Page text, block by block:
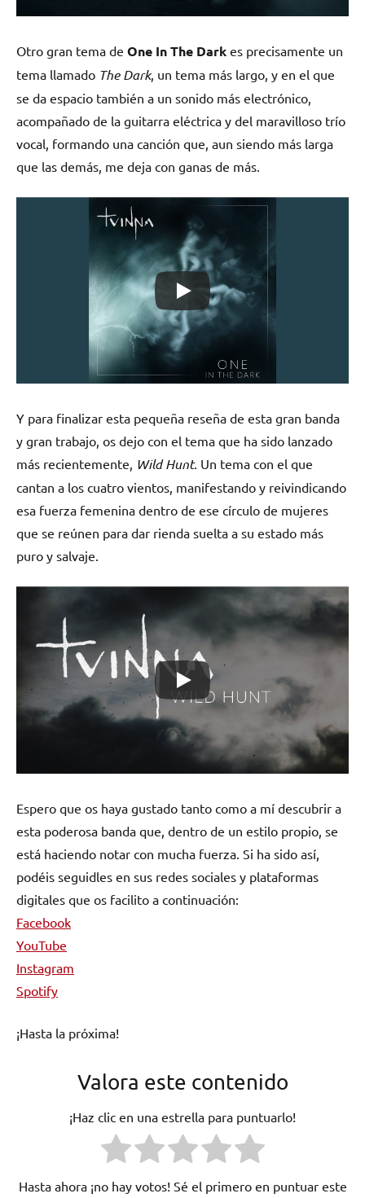
Otro gran tema de One In The Dark es precisamente un
tema llamado The Dark, un tema más largo, y en el que
se da espacio también a un sonido más electrónico,
acompañado de la guitarra eléctrica y del maravilloso trío
vocal, formando una canción que, aun siendo más larga
que las demás, me deja con ganas de más.
Y para finalizar esta pequeña reseña de esta gran banda
y gran trabajo, os dejo con el tema que ha sido lanzado
más recientemente, Wild Hunt. Un tema con el que
cantan a los cuatro vientos, manifestando y reivindicando
esa fuerza femenina dentro de ese círculo de mujeres
que se reúnen para dar rienda suelta a su estado más
puro y salvaje.
Espero que os haya gustado tanto como a mí descubrir a
esta poderosa banda que, dentro de un estilo propio, se
está haciendo notar con mucha fuerza. Si ha sido así,
podéis seguidles en sus redes sociales y plataformas
digitales que os facilito a continuación:
Facebook
YouTube
Instagram
Spotify
¡Hasta la próxima!
Valora este contenido
¡Haz clic en una estrella para puntuarlo!
Hasta ahora ¡no hay votos! Sé el primero en puntuar este